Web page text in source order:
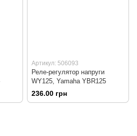
Артикул: 506093
Реле-регулятор напруги
WY125, Yamaha YBR125
236.00 грн